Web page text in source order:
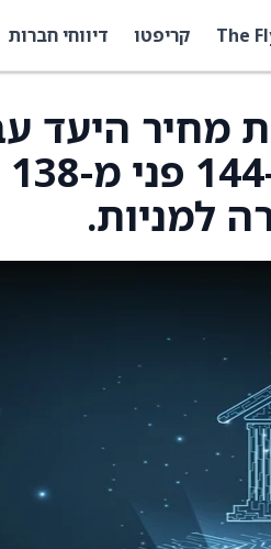
The קריפטו דיווחי חברות
למניות.